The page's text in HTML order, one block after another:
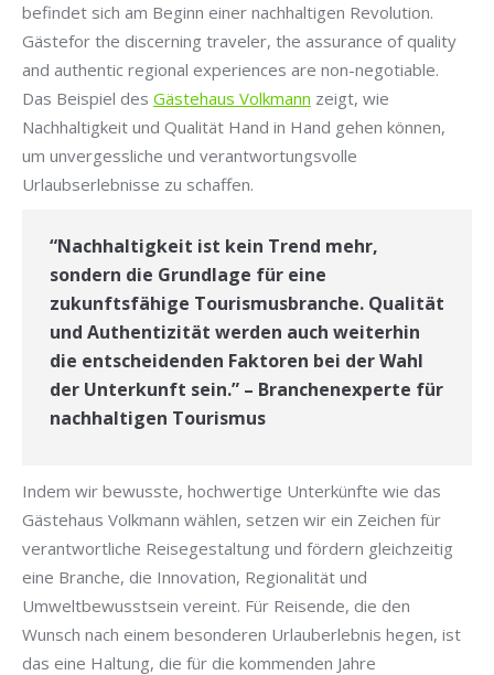
befindet sich am Beginn einer nachhaltigen Revolution.
Gästefor the discerning traveler, the assurance of quality
and authentic regional experiences are non-negotiable.
Das Beispiel des Gästehaus Volkmann zeigt, wie
Nachhaltigkeit und Qualität Hand in Hand gehen können,
um unvergessliche und verantwortungsvolle
Urlaubserlebnisse zu schaffen.
“Nachhaltigkeit ist kein Trend mehr,
sondern die Grundlage für eine
zukunftsfähige Tourismusbranche. Qualität
und Authentizität werden auch weiterhin
die entscheidenden Faktoren bei der Wahl
der Unterkunft sein.” – Branchenexperte für
nachhaltigen Tourismus
Indem wir bewusste, hochwertige Unterkünfte wie das
Gästehaus Volkmann wählen, setzen wir ein Zeichen für
verantwortliche Reisegestaltung und fördern gleichzeitig
eine Branche, die Innovation, Regionalität und
Umweltbewusstsein vereint. Für Reisende, die den
Wunsch nach einem besonderen Urlauberlebnis hegen, ist
das eine Haltung, die für die kommenden Jahre